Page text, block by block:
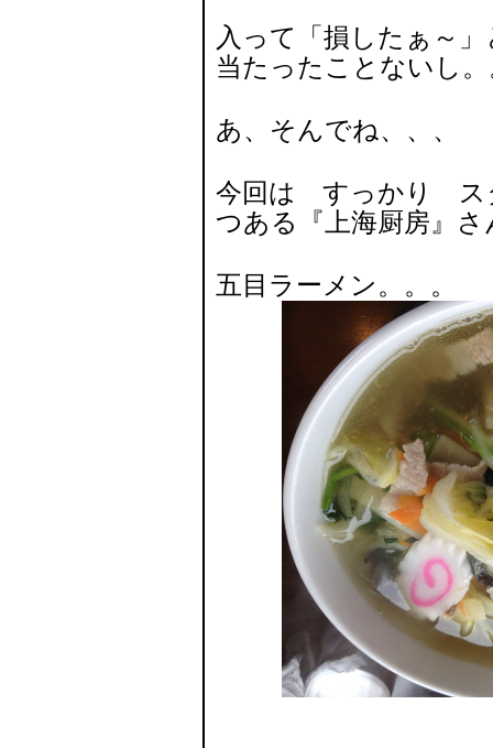
入って「損したぁ～
当たったことないし。
あ、そんでね、、、
今回は すっかり ス
つある『上海厨房』さ
五目ラーメン。。。